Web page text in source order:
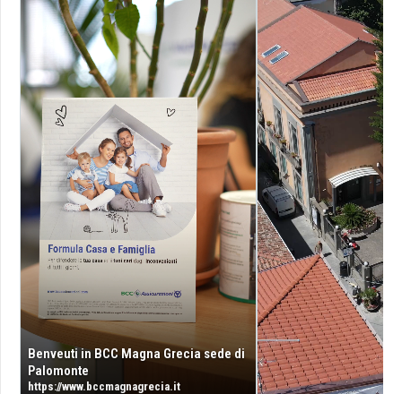
Benveuti in BCC Magna Grecia sede di
Palomonte
https://www.bccmagnagrecia.it